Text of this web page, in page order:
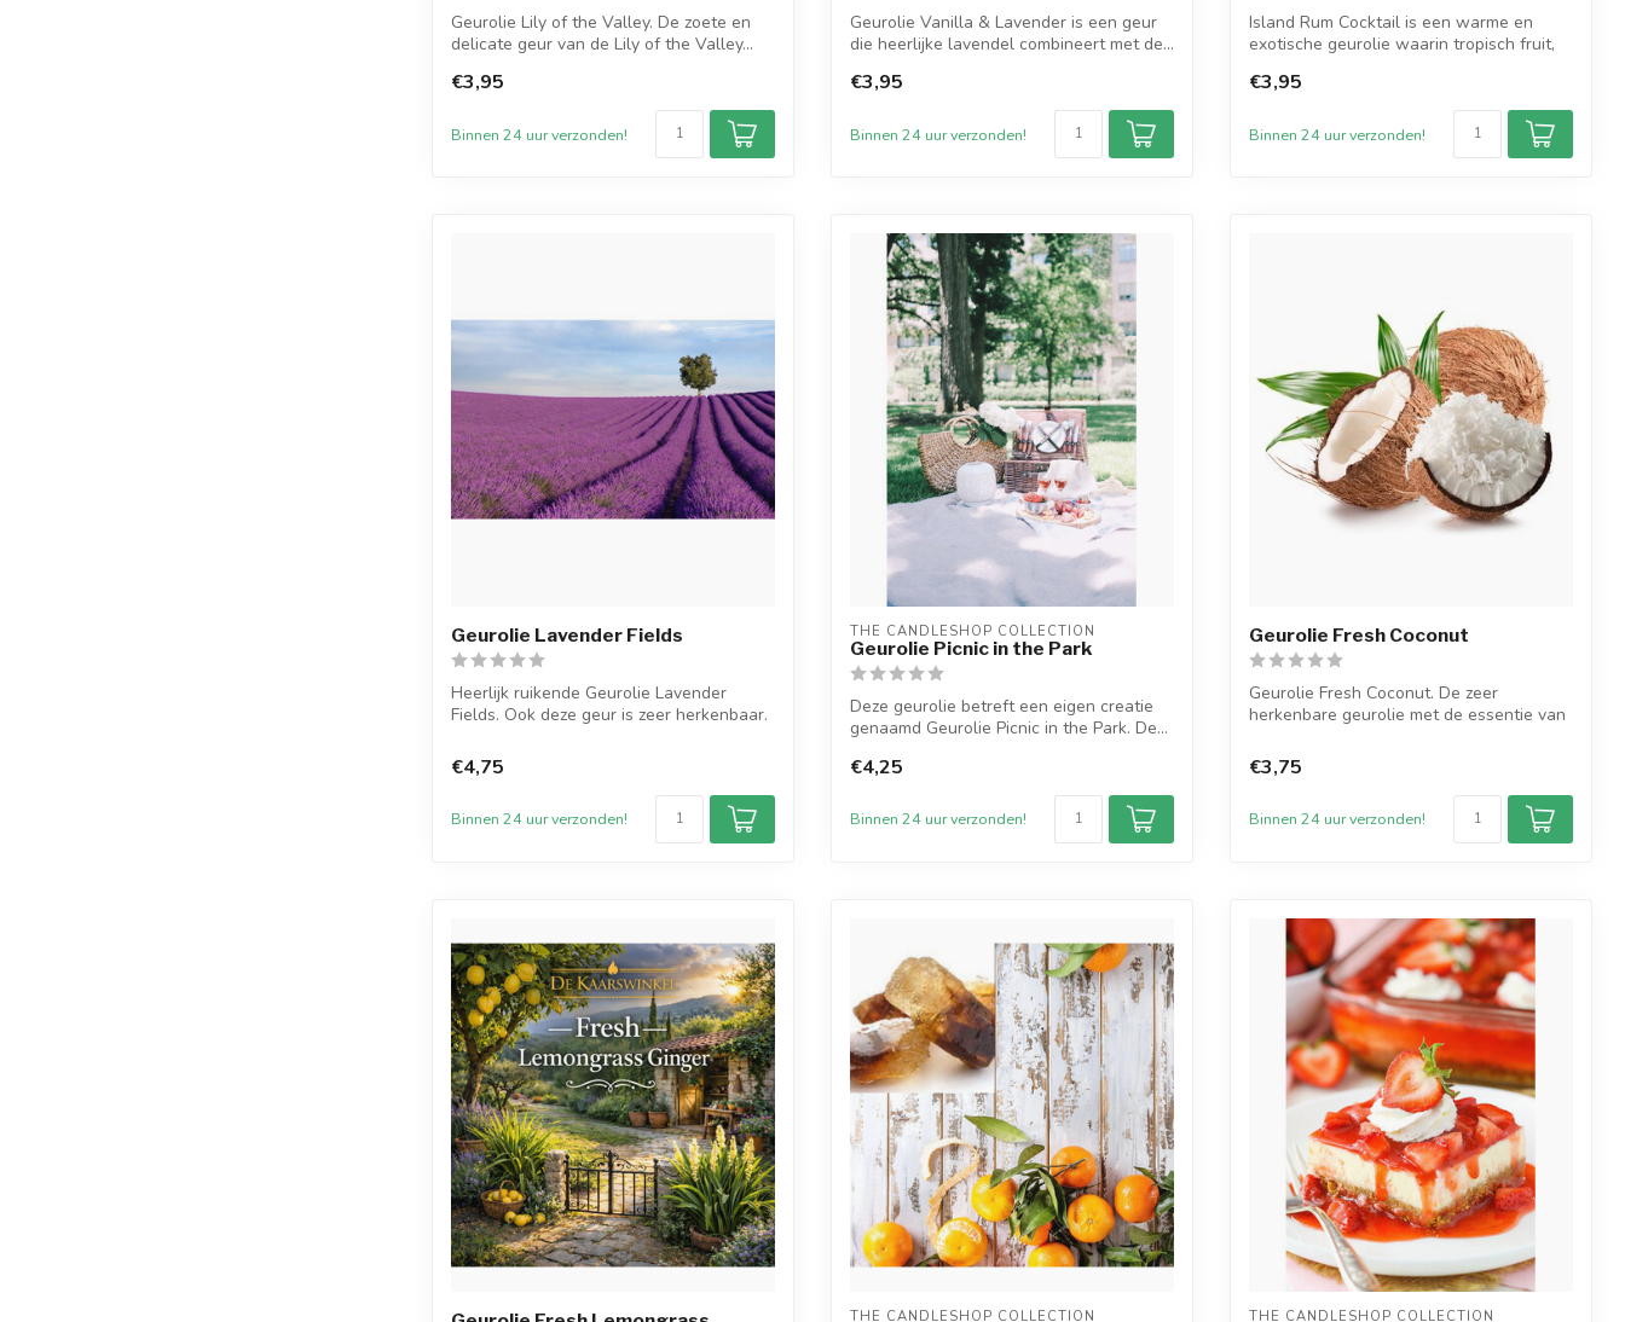
Geurolie Lily of the Valley. De zoete en
delicate geur van de Lily of the Valley...
€3,95
Binnen 24 uur verzonden!
Geurolie Vanilla & Lavender is een geur
die heerlijke lavendel combineert met de...
€3,95
Binnen 24 uur verzonden!
Island Rum Cocktail is een warme en
exotische geurolie waarin tropisch fruit,
€3,95
Binnen 24 uur verzonden!
Geurolie Lavender Fields
Heerlijk ruikende Geurolie Lavender
Fields. Ook deze geur is zeer herkenbaar.
€4,75
Binnen 24 uur verzonden!
THE CANDLESHOP COLLECTION
Geurolie Picnic in the Park
Deze geurolie betreft een eigen creatie
genaamd Geurolie Picnic in the Park. De...
€4,25
Binnen 24 uur verzonden!
Geurolie Fresh Coconut
Geurolie Fresh Coconut. De zeer
herkenbare geurolie met de essentie van
€3,75
Binnen 24 uur verzonden!
THE CANDLESHOP COLLECTION THE CANDLESHOP COLLECTION